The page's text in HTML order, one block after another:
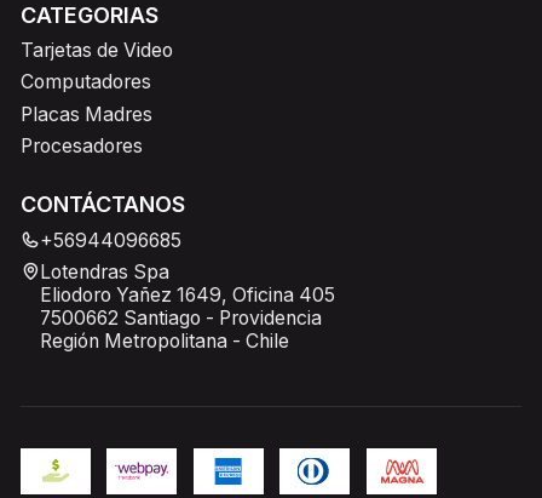
CATEGORIAS
Tarjetas de Video
Computadores
Placas Madres
Procesadores
CONTÁCTANOS
+56944096685
Lotendras Spa
Eliodoro Yañez 1649, Oficina 405
7500662 Santiago - Providencia
Región Metropolitana - Chile